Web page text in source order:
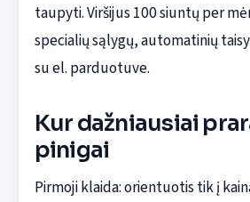
taupyti. Viršijus 100 siuntų per
specialių sąlygų, automatinių
su el. parduotuve.
Kur dažniausiai
pinigai
Pirmoji klaida: orientuotis tik į